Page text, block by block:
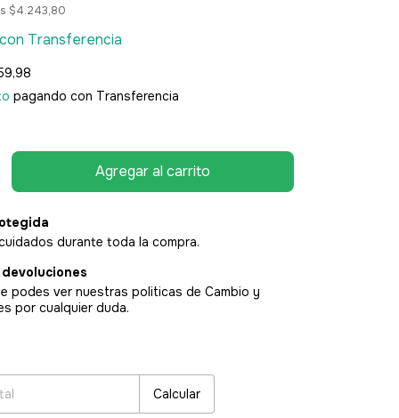
$4.243,80
Transferencia
pagando con Transferencia
durante toda la compra.
podes ver nuestras politicas de Cambio y
por cualquier duda.
Calcular